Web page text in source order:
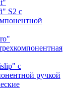
S2 с
с
ручкой